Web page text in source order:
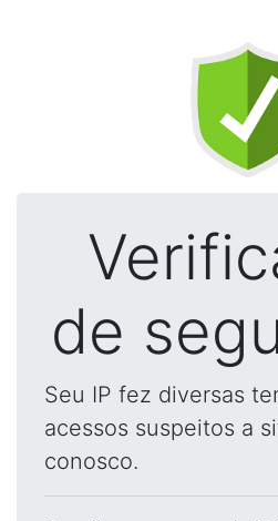
de
Seu IP fez diversas
acessos suspeitos a
conosco.